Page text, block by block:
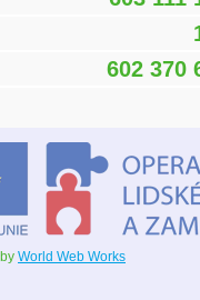
602 370
World Web Works